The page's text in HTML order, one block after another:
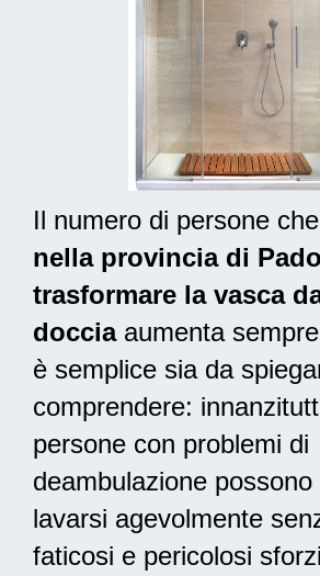
Il numero di persone
nella provincia di
trasformare la vasca
docciaaumenta
è semplice sia da
comprendere:
persone con problemi di
deambulazione
lavarsi agevolmente
faticosi e pericolosi